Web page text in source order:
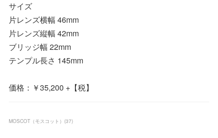
サイズ
片レンズ横幅 46mm
片レンズ縦幅 42mm
ブリッジ幅 22mm
テンプル長さ 145mm
価格：￥35,200 +【税】
MOSCOT（モスコット） (37)